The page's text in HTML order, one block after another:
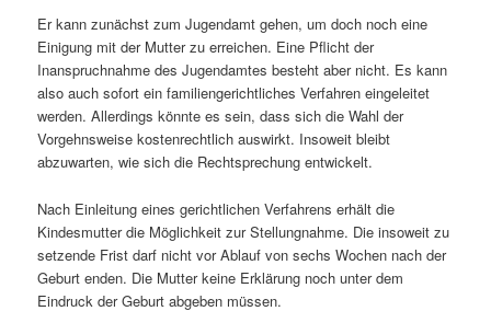
Er kann zunächst zum Jugendamt gehen, um doch noch eine
Einigung mit der Mutter zu erreichen. Eine Pflicht der
Inanspruchnahme des Jugendamtes besteht aber nicht. Es kann
also auch sofort ein familiengerichtliches Verfahren eingeleitet
werden. Allerdings könnte es sein, dass sich die Wahl der
Vorgehnsweise kostenrechtlich auswirkt. Insoweit bleibt
abzuwarten, wie sich die Rechtsprechung entwickelt.
Nach Einleitung eines gerichtlichen Verfahrens erhält die
Kindesmutter die Möglichkeit zur Stellungnahme. Die insoweit zu
setzende Frist darf nicht vor Ablauf von sechs Wochen nach der
Geburt enden. Die Mutter keine Erklärung noch unter dem
Eindruck der Geburt abgeben müssen.